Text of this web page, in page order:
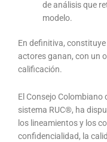
de análisis que
modelo.
En definitiva,
actores ganan, con un
calificación.
El Consejo Colombiano
sistema RUC®, ha
los lineamientos y los
confidencialidad, la